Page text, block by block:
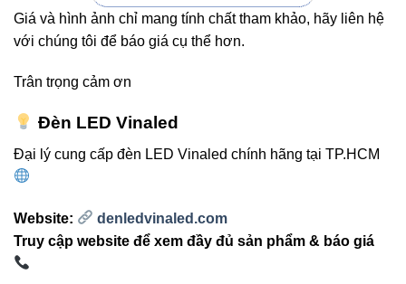
giảm thiểu rủi ro chập cháy.
led thanh V3LNP-40 Vinaled
truyền thống.
Giá và hình ảnh chỉ mang tính chất tham khảo, hãy liên hệ
với chúng tôi để báo giá cụ thể hơn.
Trân trọng cảm ơn
Đèn LED Vinaled
Đại lý cung cấp đèn LED Vinaled chính hãng tại TP.HCM
Website:
denledvinaled.com
Truy cập website để xem đầy đủ sản phẩm & báo giá